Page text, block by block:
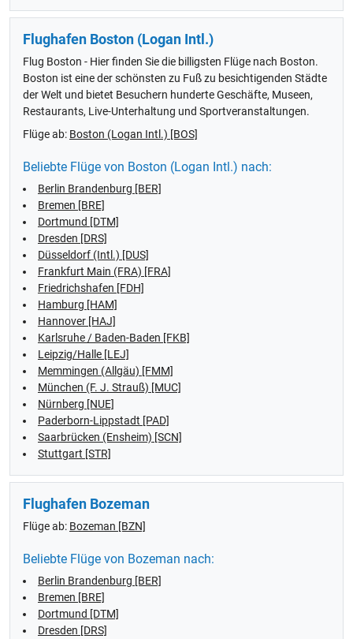
Flughafen Boston (Logan Intl.)
Flug Boston - Hier finden Sie die billigsten Flüge nach Boston.
Boston ist eine der schönsten zu Fuß zu besichtigenden Städte
der Welt und bietet Besuchern hunderte Geschäfte, Museen,
Restaurants, Live-Unterhaltung und Sportveranstaltungen.
Flüge ab: Boston (Logan Intl.) [BOS]
Beliebte Flüge von Boston (Logan Intl.) nach:
Berlin Brandenburg [BER]
Bremen [BRE]
Dortmund [DTM]
Dresden [DRS]
Düsseldorf (Intl.) [DUS]
Frankfurt Main (FRA) [FRA]
Friedrichshafen [FDH]
Hamburg [HAM]
Hannover [HAJ]
Karlsruhe / Baden-Baden [FKB]
Leipzig/Halle [LEJ]
Memmingen (Allgäu) [FMM]
München (F. J. Strauß) [MUC]
Nürnberg [NUE]
Paderborn-Lippstadt [PAD]
Saarbrücken (Ensheim) [SCN]
Stuttgart [STR]
Flughafen Bozeman
Flüge ab: Bozeman [BZN]
Beliebte Flüge von Bozeman nach:
Berlin Brandenburg [BER]
Bremen [BRE]
Dortmund [DTM]
Dresden [DRS]